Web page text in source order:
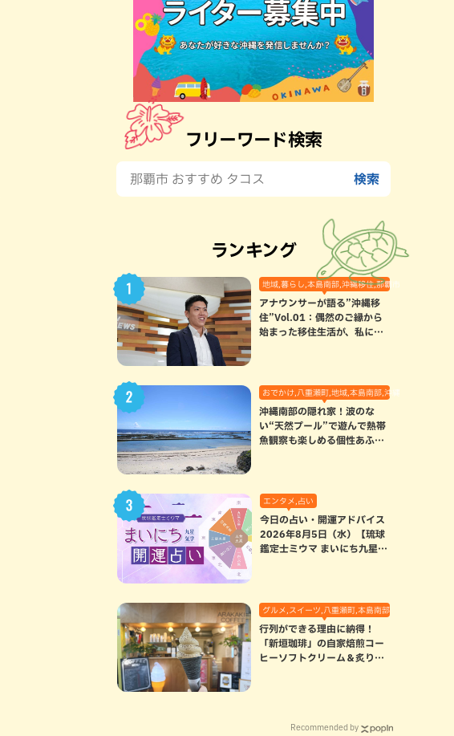
フリーワード検索
ランキング
地域,暮らし,本島南部,沖縄移住,那覇市
アナウンサーが語る”沖縄移
住”Vol.01：偶然のご縁から
始まった移住生活が、私にと
おでかけ,八重瀬町,地域,本島南部,沖縄の海,自然
沖縄南部の隠れ家！波のな
い“天然プール”で遊んで熱帯
魚観察も楽しめる個性あふれ
エンタメ,占い
今日の占い・開運アドバイス
2026年8月5日（水）【琉球
鑑定士ミウマ まいにち九星気
グルメ,スイーツ,八重瀬町,本島南部
行列ができる理由に納得！
「新垣珈琲」の自家焙煎コー
ヒーソフトクリーム＆炙りマ
Recommended by